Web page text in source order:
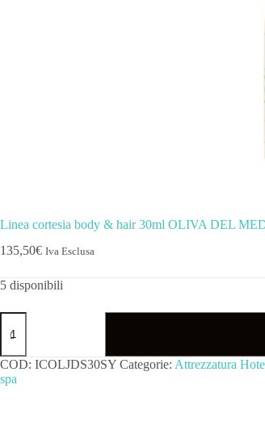
Linea cortesia body & hair 30ml OLIVA DEL
135,50€ Iva Esclusa
5 disponibili
COD: ICOLJDS30SY Categorie: Attrezzatura
spa